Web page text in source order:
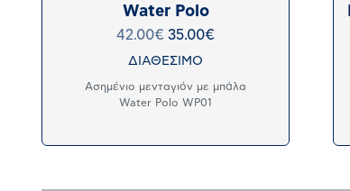
Water Polo
42.00€ 35.00€
ΔΙΑΘΕΣΙΜΟ
Ασημένιο μενταγιόν με μπάλα
Water Polo WP01